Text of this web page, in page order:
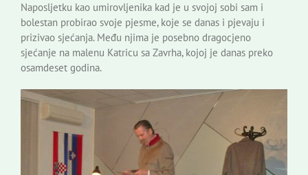
Naposljetku kao umirovljenika kad je u svojoj sobi sam i
bolestan probirao svoje pjesme, koje se danas i pjevaju i
prizivao sjećanja. Među njima je posebno dragocjeno
sjećanje na malenu Katricu sa Zavrha, kojoj je danas preko
osamdeset godina.